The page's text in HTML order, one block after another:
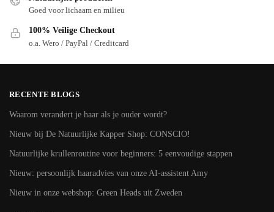
Goed voor lichaam en milieu
100% Veilige Checkout
o.a. Wero / PayPal / Creditcard
RECENTE BLOGS
Waarom verandert je haar als je ouder wordt?
Nieuw bij De Natuurlijke Kapper Shop: CONSCIO!
Natuurlijke krullenroutine voor beginners: 5 eenvoudige stappen
Nieuw: persoonlijk haaradvies van onze AI-assistent Amy
Nieuw in onze webshop: Green Heads uit Zweden